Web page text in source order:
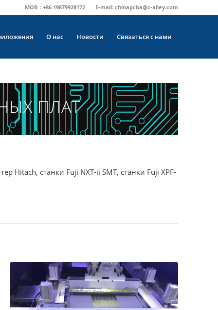
MOB：+86 19879928172 E-mail: chinapcba@c-alley.com
О нас Новости Связаться с нами
ПЛАТ
Hitach, станки Fuji NXT-ii SMT, станки Fuji XPF-